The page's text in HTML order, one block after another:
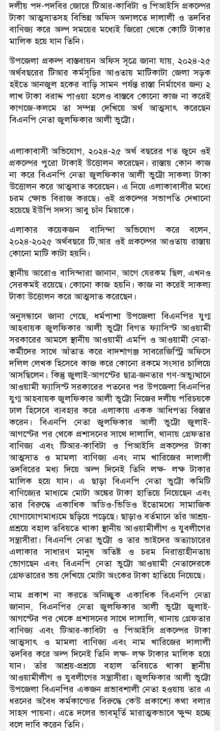
দলীয় পদ-পদবির জোরে টিআর-কাবিটা ও পিআইসি প্রকল্পের
টাকা আত্মসাতসহ বিভিন্ন অফিস অদালতে দালালী ও তদবির
বাণিজ্য করে অল্প সময়ের মধ্যেই জিরো থেকে কোটি টাকার
মালিক হয়ে যান তিনি।
উপজেলা প্রকল্প বাস্তবায়ন অফিস সূত্রে জানা যায়, ২০২৪-২৫
অর্থবছরের টিআর কর্মসূচির আওতায় মাটিকাটা জেলা সড়ক
হইতে আনজুল হকের বাড়ি সামন পর্যন্ত রাস্তা নির্মাণের জন্য ২
লাখ টাকা বরাদ্দ পাওয়া হলেও বাস্তবে কোনো কাজ না করেই
কাগজে-কলমে তা সম্পন্ন দেখিয়ে অর্থ আত্মসাৎ করেছেন
বিএনপি নেতা জুলফিকার আলী ভুট্টো।
এলাকাবাসী অভিযোগ, ২০২৪-২৫ অর্থ বছরের গত জুনে ওই
প্রকল্পের পুরো টাকাই উত্তোলন করেছেন। রাস্তায় কোন কাজ
না করে বিএনপি নেতা জুলফিকার আলী ভুট্টো সাকল্য টাকা
উত্তোলন করে আত্মসাত করেছেন। এ নিয়ে এলাকাবাসীর মধ্যে
চরম ক্ষোভ বিরাজ করছে। ওই প্রকল্পের সভাপতি দেখানো
হয়েছে ইউপি সদস্য আবু চাঁন মিয়াকে।
এলাকার কয়েকজন বাসিন্দা অভিযোগ করে বলেন,
২০২৪-২০২৫ অর্থবছরে টি,আর ওই প্রকল্পের আওতায় রাস্তায়
কোনো মাটি কাটা হয়নি।
স্থানীয় আরোও বাসিন্দারা জানান, আগে যেরকম ছিল, এখনও
সেরকমই রয়েছে। কোনো কাজ হয়নি। কাজ না করেই সাকল্য
টাকা উত্তোলন করে আত্মসাত করেছেন।
অনুসন্ধানে জানা গেছে, ধর্মপাশা উপজেলা বিএনপির যুগ্ম
আহবায়ক জুলফিকার আলী ভুট্টো বিগত ফ্যাসিস্ট আওয়ামী
সরকারের আমলে স্থানীয় আওয়ামী এমপি ও আওয়ামী নেতা-
কর্মীদের সাথে আঁতাত করে বাদশাগঞ্জ সাবরেজিস্ট্রি অফিসে
দলিল লেখক হিসেবে কাজ করে কোনো রকমে সংসার চালিয়ে
আসছিলেন। কিন্তু জুলাই-আগস্টের ছাত্র-জনতার গণ-অভ্যুত্থানে
আওয়ামী ফ্যাসিস্ট সরকারের পতনের পর উপজেলা বিএনপির
যুগ্ম আহবায়ক জুলফিকার আলী ভুট্টো নিজের দলীয় পরিচয়কে
ঢাল হিসেবে ব্যবহার করে এলাকায় একক আধিপত্য বিস্তার
করেন। বিএনপি নেতা জুলফিকার আলী ভুট্টো জুলাই-
আগস্টের পর থেকে প্রশাসনের সাথে দালালি, থানায় গ্রেফতার
বাণিজ্য এবং টিআর-কাবিটা ও পিআইসি প্রকল্পের টাকা
আত্মসাত ও মামলা বাণিজ্য এবং নাম খারিজের দালালী
তদবিরের মধ্য দিয়ে অল্প দিনেই তিনি লক্ষ- লক্ষ টাকার
মালিক হয়ে যান। এ ছাড়া বিএনপি নেতা ভুট্টো কমিটি
বাণিজ্যের মাধ্যমে মোটা অঙ্কের টাকা হাতিয়ে নিয়েছেন এবং
তার বিরুদ্ধে একাধিক অডিও-ভিডিও ইতোমধ্যে সামাজিক
যোগাযোগমাধ্যমে ছড়িয়ে পড়েছে। ছাড়াও বর্তমানে তাঁর আশ্রয়-
প্রশ্রয়ে বহাল তবিয়তে থাকা স্থানীয় আওয়ামীলীগ ও যুবলীগের
সন্ত্রাসীরা। বিএনপি নেতা ভুট্টো ও তার ভাইদের অত্যাচারের
এলাকার সাধারণ মানুষ অতিষ্ট ও চরম নিরাত্তাহীনতায়
ভোগছেন এবং বিএনপি নেতা ভুট্টো আওয়ামী নেতাদেরকে
গ্রেফতারের ভয় দেখিয়ে মোটা অংকের টাকা হাতিয়ে নিয়েছে।
নাম প্রকাশ না করতে অনিচ্ছুক একাধিক বিএনপি নেতা
জানান, বিএনপির নেতা জুলফিকার আলী ভুট্টো জুলাই-
আগস্টের পর থেকে প্রশাসনের সাথে দালালি, থানায় গ্রেফতার
বাণিজ্য এবং টিআর-কাবিটা ও পিআইসি প্রকল্পের টাকা
আত্মসাৎ ও মামলা বাণিজ্য এবং নাম খারিজের দালালী
তদবির করে অল্প দিনেই তিনি লক্ষ- লক্ষ টাকার মালিক হয়ে
যান। তাঁর আশ্রয়-প্রশ্রয়ে বহাল তবিয়তে থাকা স্থানীয়
আওয়ামীলীগ ও যুবলীগের সন্ত্রাসীরা। জুলফিকার আলী ভুট্টো
উপজেলা বিএনপির একজন প্রভাবশালী নেতা হওয়ায় তার এ
ধরনের অবৈধ কর্মকান্ডের বিরুদ্ধে কেউ প্রকাশ্যে কথা বলার
সাহস পায়না। এতে দলের ভাবমূর্তি মারাত্মকভাবে ক্ষুণ্ন হচ্ছে
বলে দাবি করেন তিনি।